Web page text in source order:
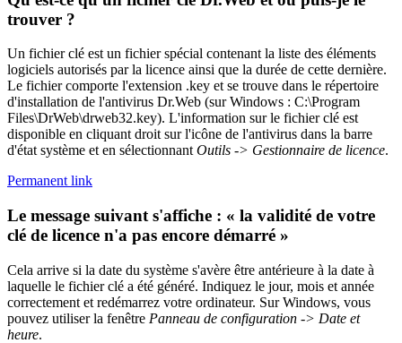
trouver ?
Un fichier clé est un fichier spécial contenant la liste des éléments
logiciels autorisés par la licence ainsi que la durée de cette dernière.
Le fichier comporte l'extension .key et se trouve dans le répertoire
d'installation de l'antivirus Dr.Web (sur Windows : C:\Program
Files\DrWeb\drweb32.key). L'information sur le fichier clé est
disponible en cliquant droit sur l'icône de l'antivirus dans la barre
d'état système et en sélectionnantOutils -> Gestionnaire de licence.
Permanent link
Le message suivant s'affiche : « la validité de votre
clé de licence n'a pas encore démarré »
Cela arrive si la date du système s'avère être antérieure à la date à
laquelle le fichier clé a été généré. Indiquez le jour, mois et année
correctement et redémarrez votre ordinateur. Sur Windows, vous
pouvez utiliser la fenêtre Panneau de configuration -> Date et
heure.